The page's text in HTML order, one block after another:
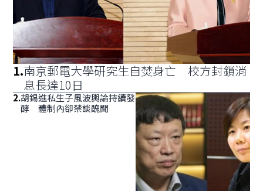
1.南京郵電大學研究生自焚身亡 校方封鎖消
息長達10日
2.胡錫進私生子風波輿論持續發
酵 體制內卻禁談醜聞